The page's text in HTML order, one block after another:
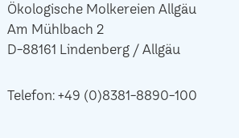
Ökologische Molkereien Allgäu
Am Mühlbach 2
D-88161 Lindenberg / Allgäu
Telefon: +49 (0)8381-8890-100